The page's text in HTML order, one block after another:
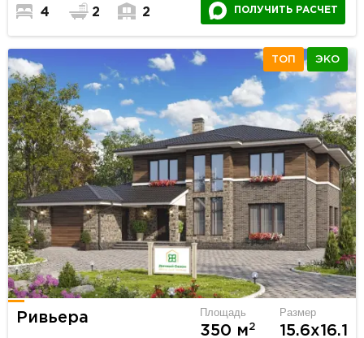
4 2 2 ПОЛУЧИТЬ РАСЧЕТ
ТОП ЭКО
Ривьера Площадь
350 м2
Размер
15.6х16.1